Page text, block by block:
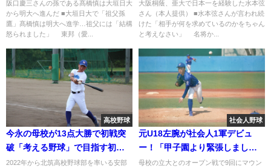
阪口慶三さんの孫である髙橋慎は大垣日大
から明大へ進んだ ■大垣日大で「祖父孫
鷹」髙橋慎は明大へ進学…祖父には「結構
怒られました」 東邦（愛...
大阪桐蔭、亜大で日本一を経験した水本弦
さん（本人提供） ■水本弦さんが言われ続
けた「相手が何を求めているのかをちゃん
と考えなさい」 名将か...
高校野球
今永の母校が13点大勝で初戦突
破「考える野球」で目指す初の
甲子園
2022年から北筑高校野球部を率いる安部
社会人野球
元U18左腕が社会人1軍デビュ
ー！「甲子園より緊張しまし
た」
母校の立大とのオープン戦で9回にマウン